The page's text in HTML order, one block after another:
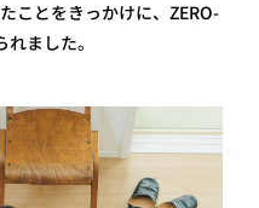
ことをきっかけに、ZERO-
ました。